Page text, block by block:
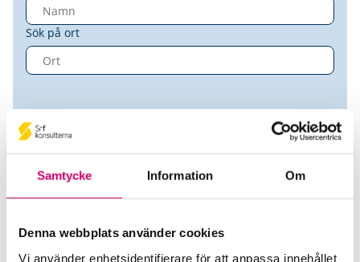
Samtycke Information Om
Denna webbplats använder cookies
Vi använder enhetsidentifierare för att anpassa innehållet
Sök på ort